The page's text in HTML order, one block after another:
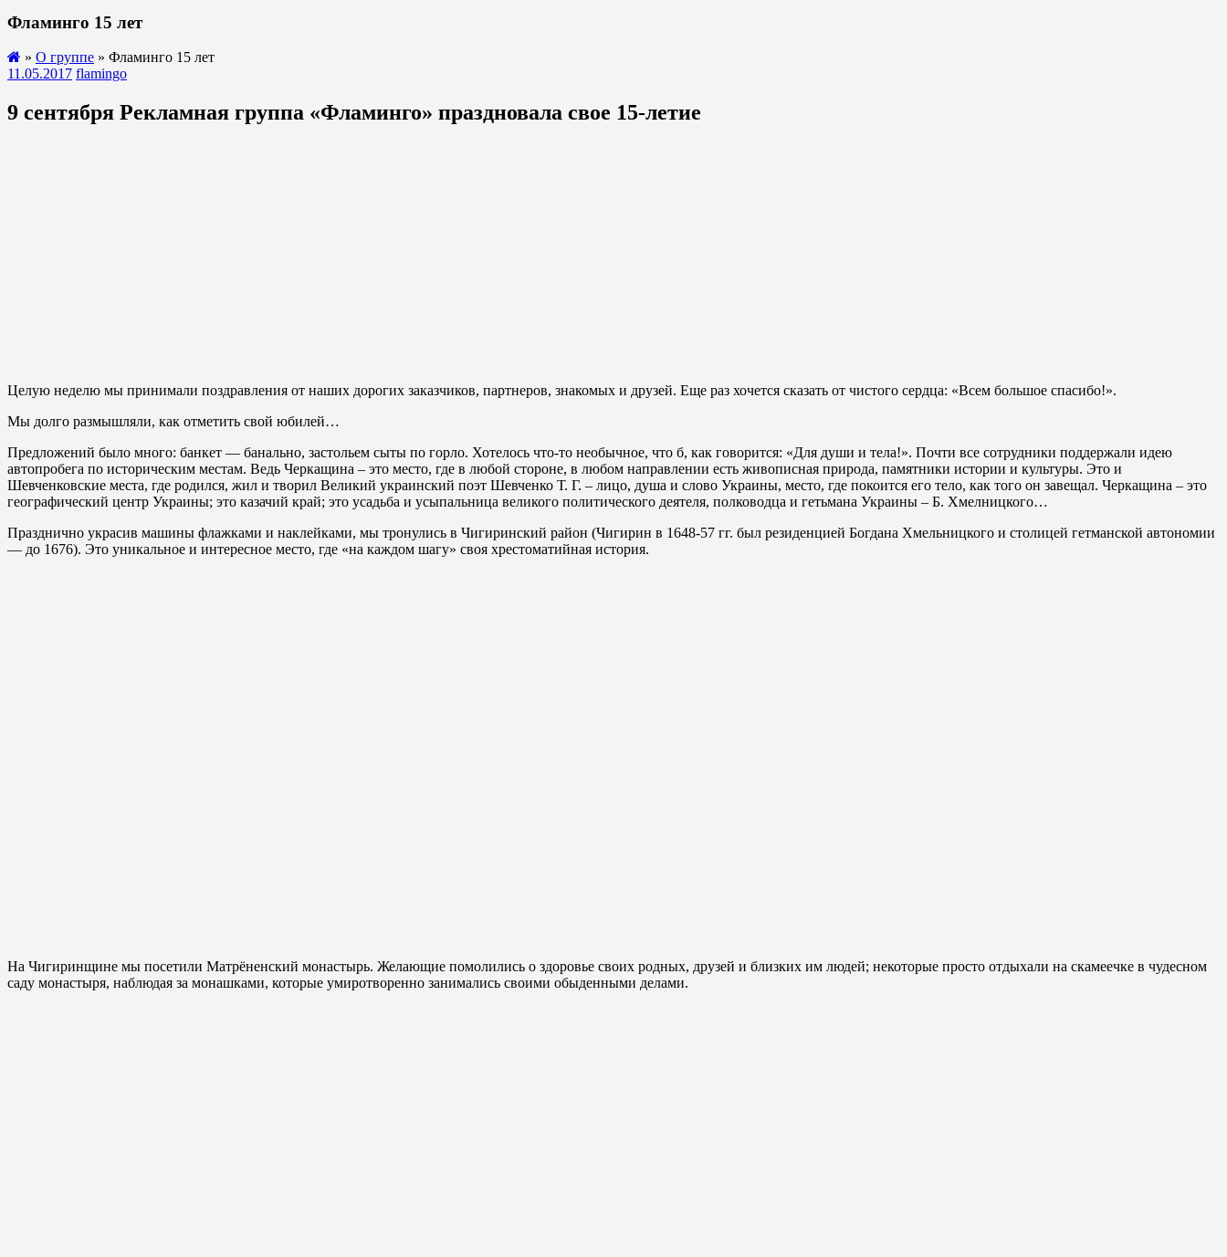
Фламинго 15 лет
» О группе » Фламинго 15 лет
11.05.2017 flamingo
9 сентября Рекламная группа «Фламинго» праздновала свое 15-летие
Целую неделю мы принимали поздравления от наших дорогих заказчиков, партнеров, знакомых и друзей. Еще раз хочется сказать от чистого сердца: «Всем большое спасибо!».
Мы долго размышляли, как отметить свой юбилей…
Предложений было много: банкет — банально, застольем сыты по горло. Хотелось что-то необычное, что б, как говорится: «Для души и тела!». Почти все сотрудники поддержали идею
автопробега по историческим местам. Ведь Черкащина – это место, где в любой стороне, в любом направлении есть живописная природа, памятники истории и культуры. Это и
Шевченковские места, где родился, жил и творил Великий украинский поэт Шевченко Т. Г. – лицо, душа и слово Украины, место, где покоится его тело, как того он завещал. Черкащина – это
географический центр Украины; это казачий край; это усадьба и усыпальница великого политического деятеля, полководца и гетьмана Украины – Б. Хмелницкого…
Празднично украсив машины флажками и наклейками, мы тронулись в Чигиринский район (Чигирин в 1648-57 гг. был резиденцией Богдана Хмельницкого и столицей гетманской автономии
— до 1676). Это уникальное и интересное место, где «на каждом шагу» своя хрестоматийная история.
На Чигиринщине мы посетили Матрёненский монастырь. Желающие помолились о здоровье своих родных, друзей и близких им людей; некоторые просто отдыхали на скамеечке в чудесном
саду монастыря, наблюдая за монашками, которые умиротворенно занимались своими обыденными делами.